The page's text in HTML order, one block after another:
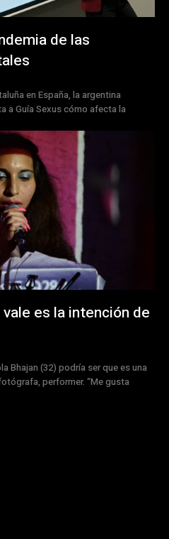
de las
en España, la argentina
a Guía Sexus cómo afecta la
vale es la intención de
Bhajan (32) podría ser que es una
performer. “Me gusta